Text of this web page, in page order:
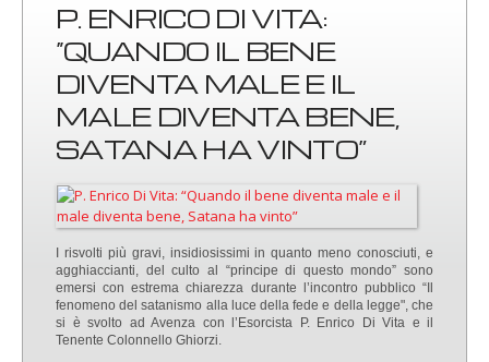
P. ENRICO DI VITA:
“QUANDO IL BENE
DIVENTA MALE E IL
MALE DIVENTA BENE,
SATANA HA VINTO”
I risvolti più gravi, insidiosissimi in quanto meno conosciuti, e
agghiaccianti, del culto al “principe di questo mondo” sono
emersi con estrema chiarezza durante l’incontro pubblico “Il
fenomeno del satanismo alla luce della fede e della legge", che
si è svolto ad Avenza con l’Esorcista P. Enrico Di Vita e il
Tenente Colonnello Ghiorzi.